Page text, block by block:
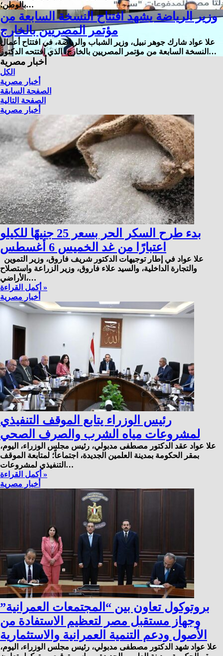
بالوطن؛…
وزير الرياضة يشهد افتتاح النسخة السابعة من
مؤتمر المصريين بالخارج
علا عواد شارك جوهر نبيل، وزير الشباب والرياضة، في افتتاح أعمال
النسخة السابعة من مؤتمر المصريين بالخارج، الذي افتتحه الدكتور…
أخبار مصرية
الكل
أخبار مصرية
الصفحة السابقة
الصفحة التالية
أخبار مصرية
بدء طرح السكر الحر بسعر 25 جنيهًا للكيلو
اعتبارًا من غد الخميس 6 أغسطس
والتجارة الداخلية، والسيد علاء فاروق، وزير الزراعة واستصلاح
الأراضي،…
أكمل القراءة »
أخبار مصرية
رئيس الوزراء يتابع الموقف التنفيذي
لمشروعات مياه الشرب والصرف الصحي
علا عواد عقد الدكتور مصطفى مدبولي، رئيس مجلس الوزراء، اليوم،
بمقر الحكومة بمدينة العلمين الجديدة، اجتماعاً؛ لمتابعة الموقف
التنفيذي لمشروعات…
أكمل القراءة »
أخبار مصرية
بروتوكول تعاون بين “المجتمعات العمرانية”
وجهاز مستقبل مصر لتعظيم الاستفادة من
الأصول ودعم التنمية العمرانية والاستثمارية
علا عواد شهد الدكتور مصطفى مدبولي، رئيس مجلس الوزراء، اليوم،